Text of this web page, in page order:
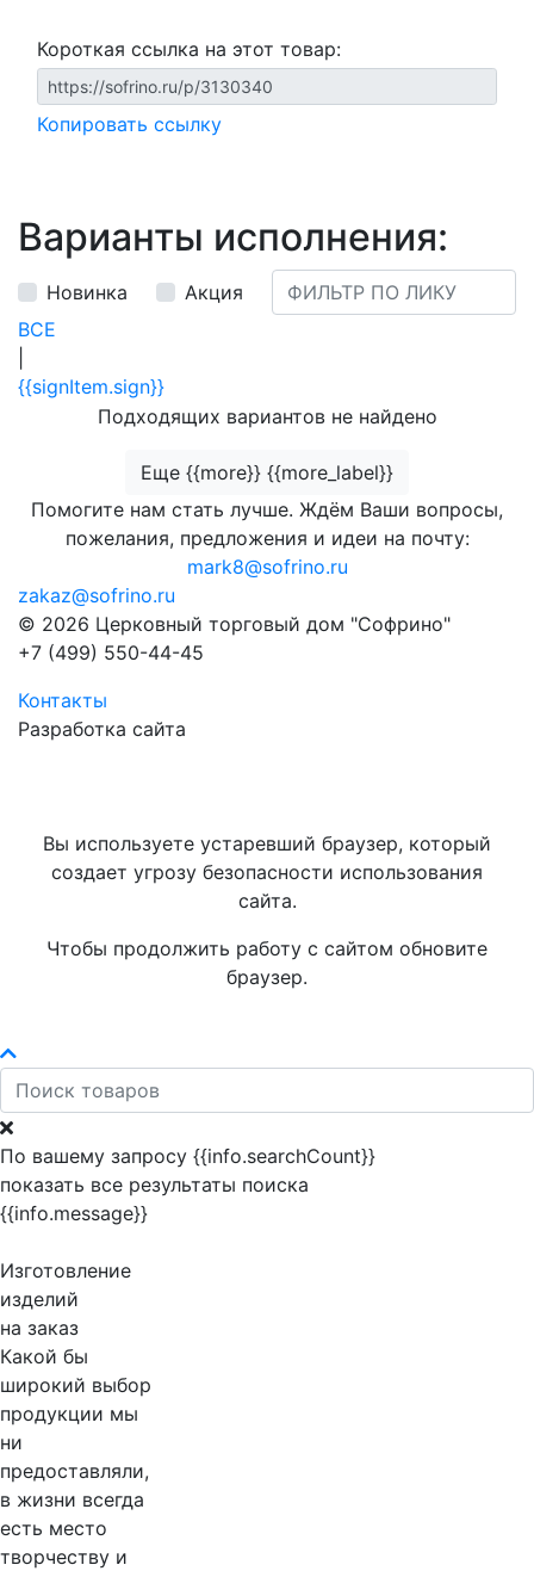
Короткая ссылка на этот товар:
Копировать ссылку
Варианты исполнения:
Новинка
Акция
ВСЕ
{{signItem.sign}}
Подходящих вариантов не найдено
Еще {{more}} {{more_label}}
Помогите нам стать лучше. Ждём Ваши вопросы,
пожелания, предложения и идеи на почту:
mark8@sofrino.ru
zakaz@sofrino.ru
© 2026 Церковный торговый дом "Софрино"
+7 (499) 550-44-45
Контакты
Разработка сайта
Вы используете устаревший браузер, который
создает угрозу безопасности использования
сайта.
Чтобы продолжить работу с сайтом обновите
браузер.
По вашему запросу {{info.searchCount}}
показать все результаты поиска
{{info.message}}
Изготовление
изделий
на заказ
Какой бы
широкий выбор
продукции мы
ни
предоставляли,
в жизни всегда
есть место
творчеству и